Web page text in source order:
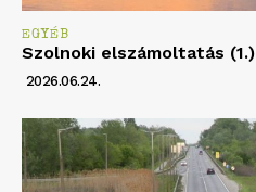
EGYÉB
Szolnoki elszámoltatás (1.)
2026.06.24.